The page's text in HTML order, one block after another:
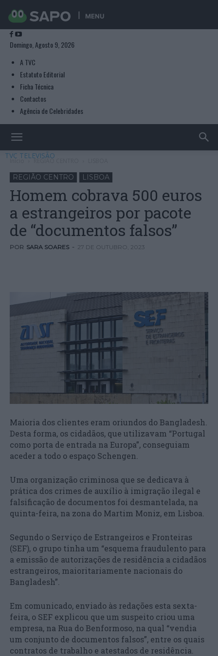
MENU
Domingo, Agosto 9, 2026
A TVC
Estatuto Editorial
Ficha Técnica
Contactos
Agência de Celebridades
TVC TELEVISÃO
Início REGIÃO CENTRO
REGIÃO CENTRO LISBOA
Homem cobrava 500 euros
a estrangeiros por pacote
de “documentos falsos”
POR SARA SOARES - 27 DE OUTUBRO, 2023
Maioria dos clientes eram oriundos do Bangladesh.
Desta forma, os cidadãos, que utilizavam “Portugal
como porta de entrada na Europa”, conseguiam
aceder a todo o espaço Schengen.
Uma organização criminosa que se dedicava à
prática dos crimes de auxílio à imigração ilegal e
falsificação de documentos foi desmantelada, na
quinta-feira, na zona do Martim Moniz, em Lisboa.
Segundo o Serviço de Estrangeiros e Fronteiras
(SEF), o grupo tinha um “esquema fraudulento para
a emissão de autorizações de residência a cidadãos
estrangeiros, maioritariamente nacionais do
Bangladesh”.
Em comunicado, enviado às redações esta sexta-
feira, o SEF explicou que um suspeito criou uma
empresa, na Rua do Benformoso, na qual “vendia
um conjunto de documentos falsos”, entre os quais
contratos de trabalho e atestados de residência.